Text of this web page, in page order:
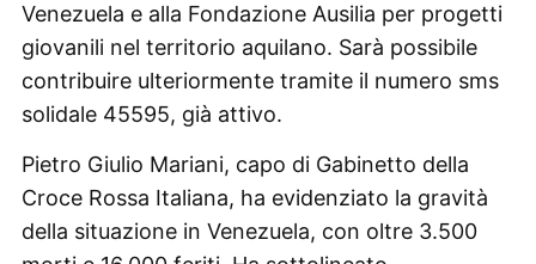
Venezuela e alla Fondazione Ausilia per progetti
giovanili nel territorio aquilano. Sarà possibile
contribuire ulteriormente tramite il numero sms
solidale 45595, già attivo.
Pietro Giulio Mariani, capo di Gabinetto della
Croce Rossa Italiana, ha evidenziato la gravità
della situazione in Venezuela, con oltre 3.500